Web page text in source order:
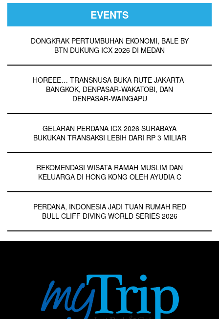
EVENTS
DONGKRAK PERTUMBUHAN EKONOMI, BALE BY
BTN DUKUNG ICX 2026 DI MEDAN
HOREEE… TRANSNUSA BUKA RUTE JAKARTA-
BANGKOK, DENPASAR-WAKATOBI, DAN
DENPASAR-WAINGAPU
GELARAN PERDANA ICX 2026 SURABAYA
BUKUKAN TRANSAKSI LEBIH DARI RP 3 MILIAR
REKOMENDASI WISATA RAMAH MUSLIM DAN
KELUARGA DI HONG KONG OLEH AYUDIA C
PERDANA, INDONESIA JADI TUAN RUMAH RED
BULL CLIFF DIVING WORLD SERIES 2026